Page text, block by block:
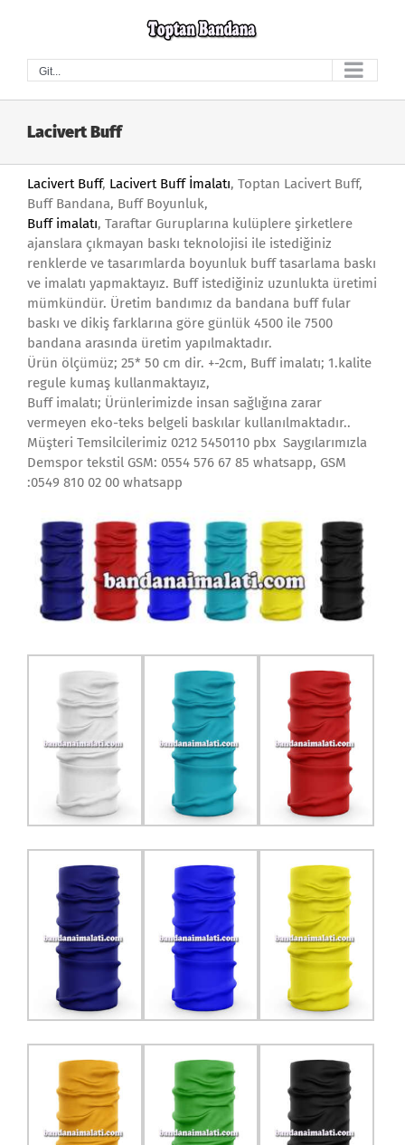
Git...
Lacivert Buff
Lacivert Buff, Lacivert Buff İmalatı, Toptan Lacivert Buff,
Buff Bandana, Buff Boyunluk,
Buff imalatı, Taraftar Guruplarına kulüplere şirketlere
ajanslara çıkmayan baskı teknolojisi ile istediğiniz
renklerde ve tasarımlarda boyunluk buff tasarlama baskı
ve imalatı yapmaktayız. Buff istediğiniz uzunlukta üretimi
mümkündür. Üretim bandımız da bandana buff fular
baskı ve dikiş farklarına göre günlük 4500 ile 7500
bandana arasında üretim yapılmaktadır.
Ürün ölçümüz; 25* 50 cm dir. +-2cm, Buff imalatı; 1.kalite
regule kumaş kullanmaktayız,
Buff imalatı; Ürünlerimizde insan sağlığına zarar
vermeyen eko-teks belgeli baskılar kullanılmaktadır..
Müşteri Temsilcilerimiz 0212 5450110 pbx Saygılarımızla
Demspor tekstil GSM: 0554 576 67 85 whatsapp, GSM
:0549 810 02 00 whatsapp